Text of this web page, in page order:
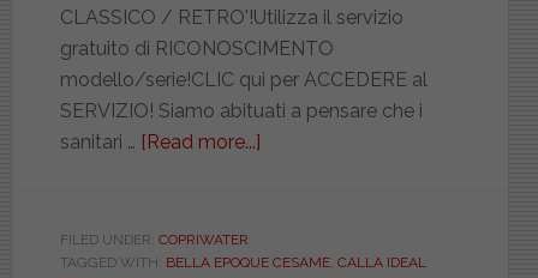
CLASSICO / RETRO'!Utilizza il servizio
gratuito di RICONOSCIMENTO
modello/serie!CLIC qui per ACCEDERE al
SERVIZIO! Siamo abituati a pensare che i
sanitari … [Read more...]
ma
FILED UNDER: COPRIWATER
TAGGED WITH: BELLA EPOQUE CESAME, CALLA IDEAL